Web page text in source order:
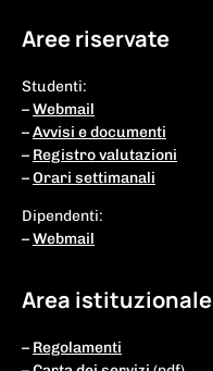
Aree riservate
Studenti:
–Webmail
–Avvisi e documenti
– Registro valutazioni
–Orari settimanali
Dipendenti:
–Webmail
Area istituzionale
– Regolamenti